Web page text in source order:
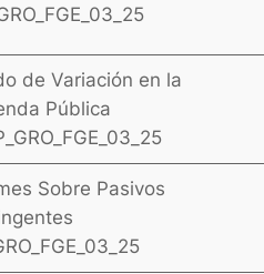
de Variación en la
Pública
Sobre Pasivos